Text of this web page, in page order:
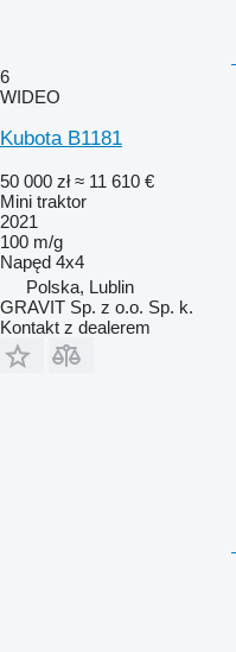
6
WIDEO
Kubota B1181
50 000 zł ≈ 11 610 €
Mini traktor
2021
100 m/g
Napęd 4x4
Polska, Lublin
GRAVIT Sp. z o.o. Sp. k.
Kontakt z dealerem